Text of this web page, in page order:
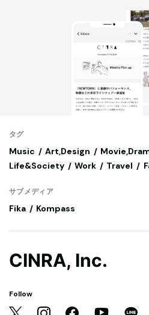
タグ
Music Art,Design
Life&Society
Work Travel
サブメディア
Fika Kompass
CINRA, Inc.
Follow